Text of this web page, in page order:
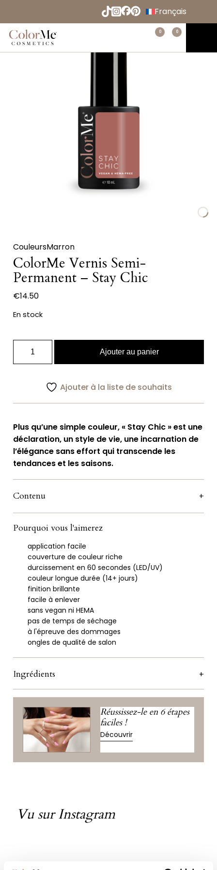
English
Español
Deutsch
Français
Home 0 0
Vu sur Instagram
CouleursMarron
ColorMe Vernis Semi-
Permanent – Stay Chic
€14.50
En stock
Permanent
Stay
Chic
Ajouter au panier
Plus qu’une simple couleur, « Stay Chic » est une
déclaration, un style de vie, une incarnation de
l’élégance sans effort qui transcende les
tendances et les saisons.
Ajouter à la liste de souhaits
Pourquoi vous l'aimerez
application facile
couverture de couleur riche
durcissement en 60 secondes (LED/UV)
couleur longue durée (14+ jours)
finition brillante
facile à enlever
sans vegan ni HEMA
pas de temps de séchage
à l'épreuve des dommages
ongles de qualité de salon
Contenu
Ingrédients
Réussissez-le en 6 étapes
faciles !
Découvrir